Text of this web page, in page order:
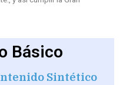
Básico
Sintético